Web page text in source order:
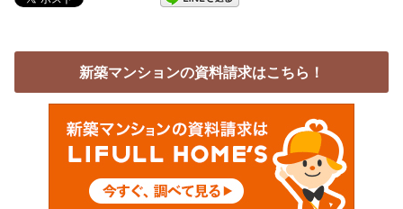
新築マンションの資料請求はこちら！